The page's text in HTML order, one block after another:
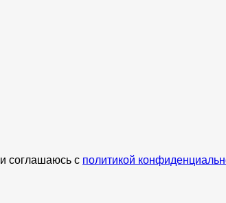
и соглашаюсь с политикой